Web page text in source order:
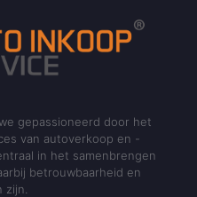
gepassioneerd door het
van autoverkoop en -
in het samenbrengen
betrouwbaarheid en